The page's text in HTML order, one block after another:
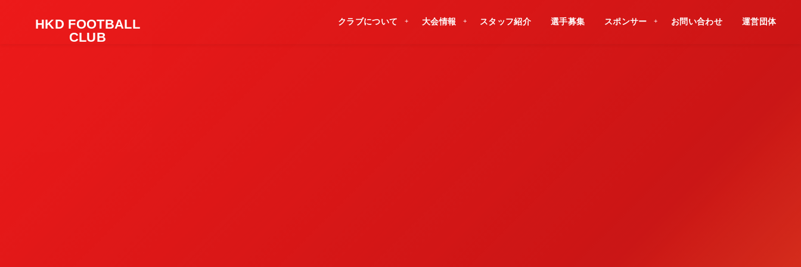
HKD FOOTBALL
CLUB
クラブについて 大会情報 スタッフ紹介 選手募集 スポンサー お問い合わせ 運営団体